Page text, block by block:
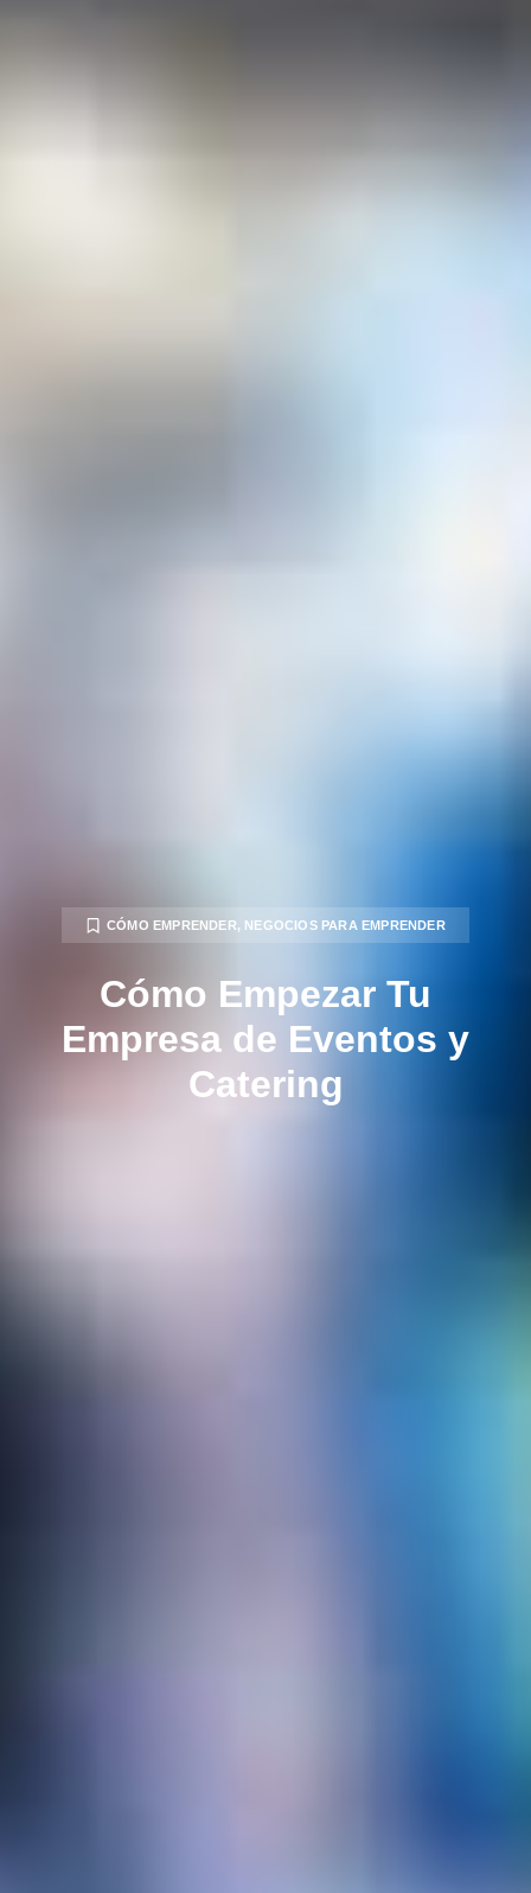
CÓMO EMPRENDER, NEGOCIOS PARA EMPRENDER
Cómo Empezar Tu
Empresa de Eventos y
Catering